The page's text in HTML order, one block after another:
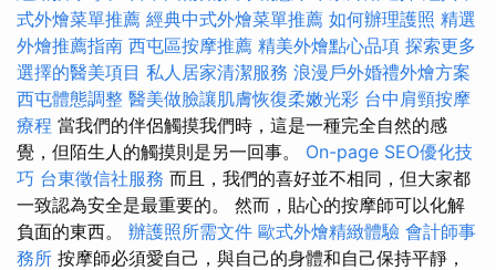
式外燴菜單推薦 經典中式外燴菜單推薦 如何辦理護照 精選
外燴推薦指南 西屯區按摩推薦 精美外燴點心品項 探索更多
選擇的醫美項目 私人居家清潔服務 浪漫戶外婚禮外燴方案
西屯體態調整 醫美做臉讓肌膚恢復柔嫩光彩 台中肩頸按摩
療程 當我們的伴侶觸摸我們時，這是一種完全自然的感
覺，但陌生人的觸摸則是另一回事。 On-page SEO優化技
巧 台東徵信社服務 而且，我們的喜好並不相同，但大家都
一致認為安全是最重要的。 然而，貼心的按摩師可以化解
負面的東西。 辦護照所需文件 歐式外燴精緻體驗 會計師事
務所 按摩師必須愛自己，與自己的身體和自己保持平靜，